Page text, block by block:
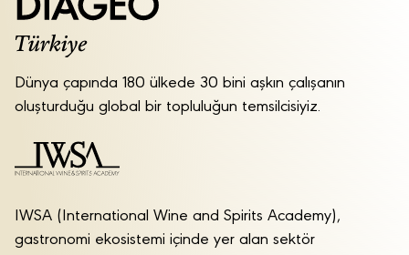
Dünya çapında 180 ülkede 30 bini aşkın çalışanın
oluşturduğu global bir topluluğun temsilcisiyiz.
IWSA (International Wine and Spirits Academy),
gastronomi ekosistemi içinde yer alan sektör